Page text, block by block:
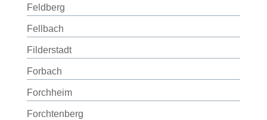
Feldberg
Fellbach
Filderstadt
Forbach
Forchheim
Forchtenberg